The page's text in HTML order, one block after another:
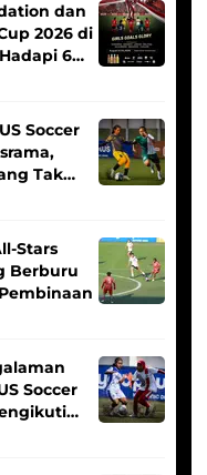
dan
2026 di
6
Soccer
Tak
Stars
Berburu
Soccer